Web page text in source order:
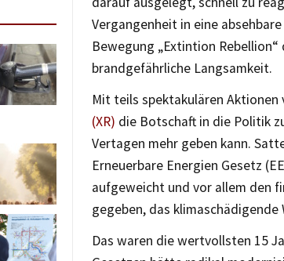
Vergangenheit in eine
Bewegung „Extintion
brandgefährliche Langsamkeit.
Mit teils spektakulären
(XR) die Botschaft in die Politik
Vertagen mehr geben kann.
Erneuerbare Energien Gesetz
aufgeweicht und vor allem den
gegeben, das
Das waren die wertvollsten 15